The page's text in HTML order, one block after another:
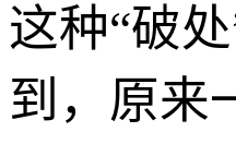
这种“破
到，原来